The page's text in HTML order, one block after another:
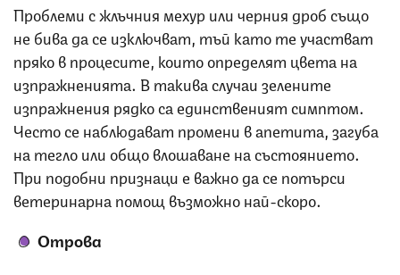
Проблеми с жлъчния мехур или черния дроб също
не бива да се изключват, тъй като те участват
пряко в процесите, които определят цвета на
изпражненията. В такива случаи зелените
изпражнения рядко са единственият симптом.
Често се наблюдават промени в апетита, загуба
на тегло или общо влошаване на състоянието.
При подобни признаци е важно да се потърси
ветеринарна помощ възможно най-скоро.
Отрова